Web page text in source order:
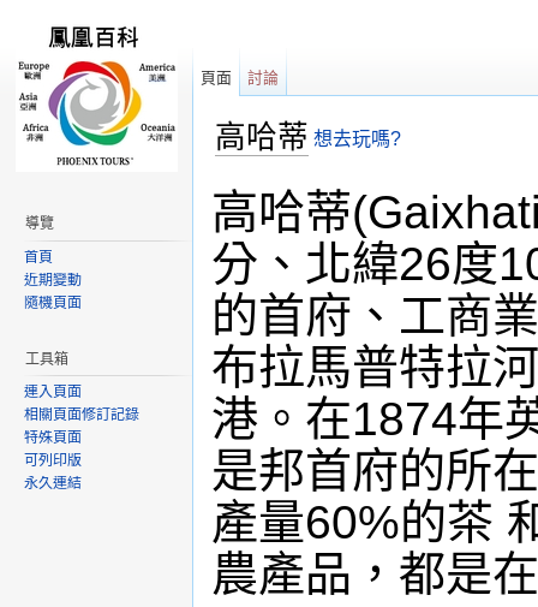
高哈蒂 想去玩嗎?
高哈蒂
分、北緯26度
的首府、工商
布拉馬普特拉
港。在1874年
是邦首府的所
產量60%的茶
農產品，都是
頁面 討論
導覽
首頁
近期變動
隨機頁面
工具箱
連入頁面
相關頁面修訂記錄
特殊頁面
可列印版
永久連結